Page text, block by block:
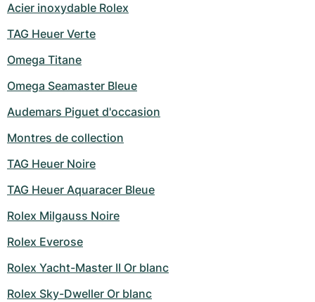
Acier inoxydable Rolex
TAG Heuer Verte
Omega Titane
Omega Seamaster Bleue
Audemars Piguet d'occasion
Montres de collection
TAG Heuer Noire
TAG Heuer Aquaracer Bleue
Rolex Milgauss Noire
Rolex Everose
Rolex Yacht-Master II Or blanc
Rolex Sky-Dweller Or blanc